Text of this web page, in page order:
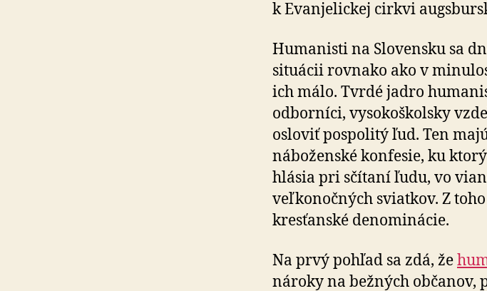
k Evanjelickej cirkvi
Humanisti na Slovensku sa
situácii rovnako ako v
ich málo. Tvrdé jadro
odborníci, vysokoškolsky
osloviť pospolitý ľud. Ten
náboženské konfesie, ku
hlásia pri sčítaní ľudu, vo
veľkonočných sviatkov. Z
kresťanské denominácie.
Na prvý pohľad sa zdá, že
nároky na bežných občanov,